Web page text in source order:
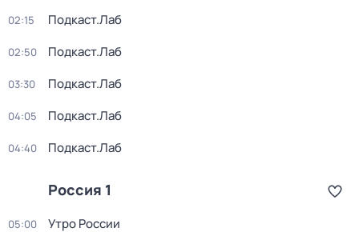
02:15 Подкаст.Лаб
02:50 Подкаст.Лаб
03:30 Подкаст.Лаб
04:05 Подкаст.Лаб
04:40 Подкаст.Лаб
Россия 1
05:00 Утро России